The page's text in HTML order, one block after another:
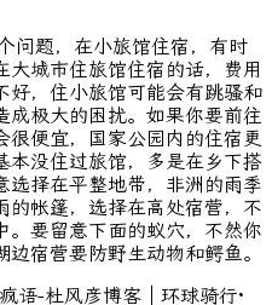
题，在小旅馆住宿，有时
城市住旅馆住宿的话，费用
好，住小旅馆可能会有跳骚和
成极大的困扰。如果你要前往
很便宜，国家公园内的住宿更
本没住过旅馆，多是在乡下搭
选择在平整地带，非洲的雨季
的帐篷，选择在高处宿营，不
。要留意下面的蚁穴，不然你
宿营要防野生动物和鳄鱼。